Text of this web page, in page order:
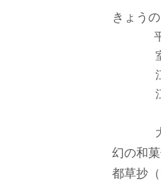
きょうのお
室町時代
江戸初期
江戸中期
花供
大正時代
幻の和菓
都草抄（